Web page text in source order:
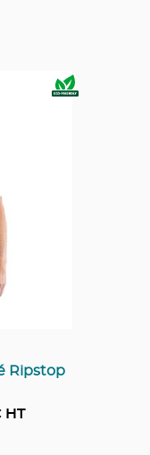
Ripstop
HT